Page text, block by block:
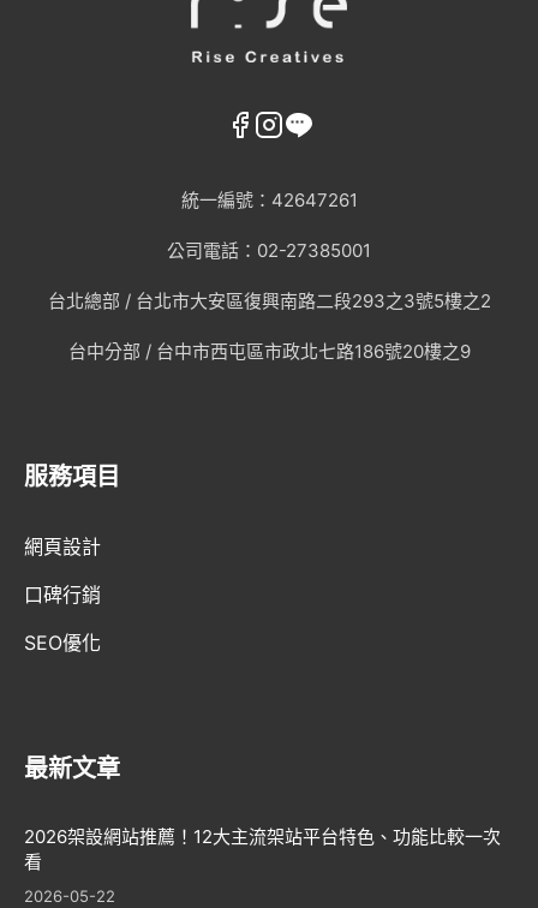
統一編號：42647261
公司電話：02-27385001
台北總部 / 台北市大安區復興南路二段293之3號5樓之2
台中分部 / 台中市西屯區市政北七路186號20樓之9
服務項目
網頁設計
口碑行銷
SEO優化
最新文章
2026架設網站推薦！12大主流架站平台特色、功能比較一次
看
2026-05-22